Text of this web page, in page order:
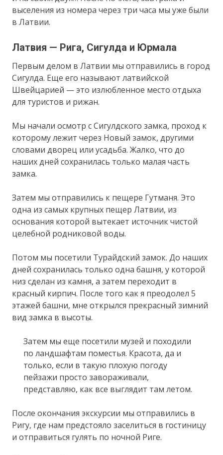
выселения из номера через три часа мы уже были
в Латвии.
Латвия — Рига, Сигулда и Юрмала
Первым делом в Латвии мы отправились в город
Сигулда. Еще его называют латвийской
Швейцарией — это излюбленное место отдыха
для туристов и рижан.
Мы начали осмотр с Сигулдского замка, проход к
которому лежит через Новый замок, другими
словами дворец или усадьба. Жалко, что до
наших дней сохранилась только малая часть
замка.
Затем мы отправились к пещере Гутманя. Это
одна из самых крупных пещер Латвии, из
основания которой вытекает источник чистой
целебной родниковой воды.
Потом мы посетили Турайдский замок. До наших
дней сохранилась только одна башня, у которой
низ сделан из камня, а затем переходит в
красный кирпич. После того как я преодолел 5
этажей башни, мне открылся прекрасный зимний
вид замка в высоты.
Затем мы еще посетили музей и походили
по ландшафтам поместья. Красота, да и
только, если в такую плохую погоду
пейзажи просто завораживали,
представляю, как все выглядит там летом.
После окончания экскурсии мы отправились в
Ригу, где нам предстояло заселиться в гостиницу
и отправиться гулять по ночной Риге.